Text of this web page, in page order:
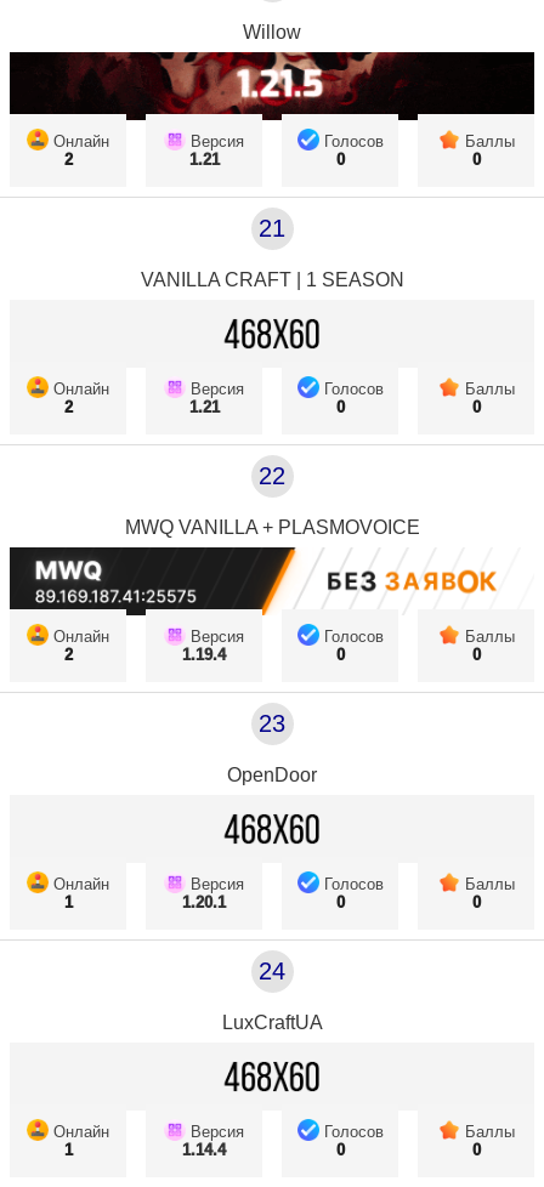
Willow
Онлайн
2
Версия
1.21
Голосов
0
Баллы
0
21
VANILLA CRAFT | 1 SEASON
Онлайн
2
Версия
1.21
Голосов
0
Баллы
0
22
MWQ VANILLA + PLASMOVOICE
Онлайн
2
Версия
1.19.4
Голосов
0
Баллы
0
23
OpenDoor
Онлайн
1
Версия
1.20.1
Голосов
0
Баллы
0
24
LuxCraftUA
Онлайн
1
Версия
1.14.4
Голосов
0
Баллы
0